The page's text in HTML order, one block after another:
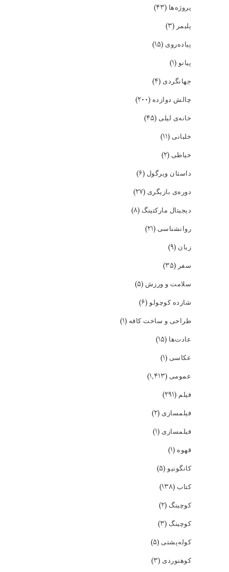
پروژه‌ها (۴۳)
پلیمر (۳)
پیاده‌روی (۱۵)
پیانو(۱)
جهانگردی (۴)
چالش دوازده (۲۰۰)
خانه‌ی لیلی (۴۵)
خلبانی (۱۱)
خیاطی (۲)
داستان ویرگول (۶)
دوره‌ی بازیگری (۲۷)
دیجیتال مارکتینگ (۸)
روانشناسی (۲۱)
زبان (۹)
سفر (۳۵)
سلامت و ورزش (۵)
شازده کوچولو(۶)
طراحی و ساخت کافه (۱)
عادت‌ها (۱۵)
عکاسی (۱)
عمومی (۱,۴۱۳)
فیلم (۲۹۱)
فیلمسازی (۲)
فیلمسازی (۱)
قهوه (۱)
کانگونیو(۵)
کتاب (۱۳۸)
کوچینگ (۲)
کوچینگ (۳)
کوله‌پشتی (۵)
کوهنوردی (۳)